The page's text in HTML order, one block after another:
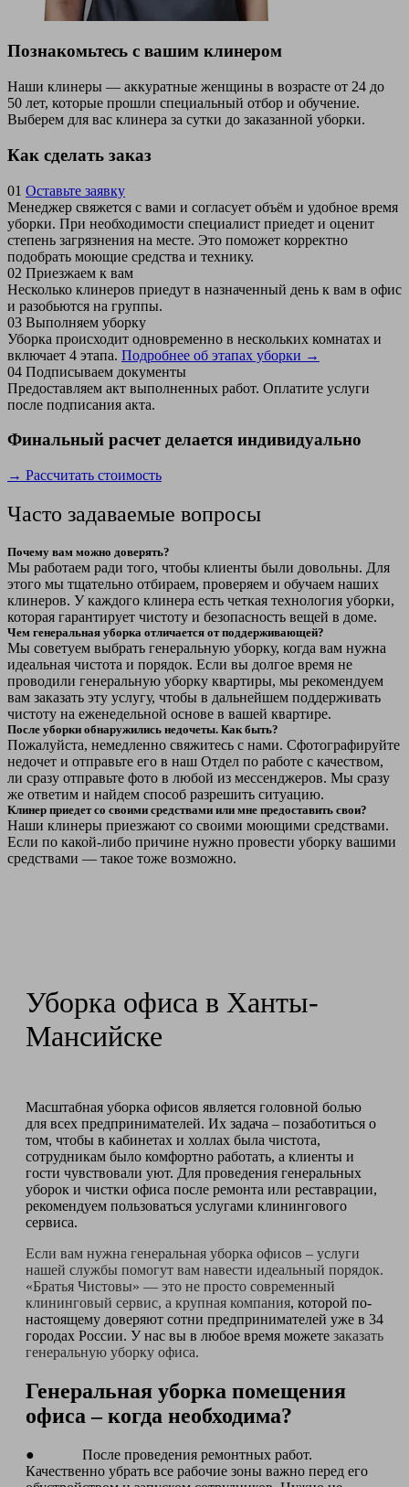
Познакомьтесь с вашим клинером
Наши клинеры — аккуратные женщины в возрасте от 24 до
50 лет, которые прошли специальный отбор и обучение.
Выберем для вас клинера за сутки до заказанной уборки.
Как сделать заказ
01 Оставьте заявку
Менеджер свяжется с вами и согласует объём и удобное время
уборки. При необходимости специалист приедет и оценит
степень загрязнения на месте. Это поможет корректно
подобрать моющие средства и технику.
02 Приезжаем к вам
Несколько клинеров приедут в назначенный день к вам в офис
и разобьются на группы.
03 Выполняем уборку
Уборка происходит одновременно в нескольких комнатах и
включает 4 этапа. Подробнее об этапах уборки →
04 Подписываем документы
Предоставляем акт выполненных работ. Оплатите услуги
после подписания акта.
Финальный расчет делается индивидуально
→ Рассчитать стоимость
Часто задаваемые вопросы
Почему вам можно доверять?
Мы работаем ради того, чтобы клиенты были довольны. Для
этого мы тщательно отбираем, проверяем и обучаем наших
клинеров. У каждого клинера есть четкая технология уборки,
которая гарантирует чистоту и безопасность вещей в доме.
Чем генеральная уборка отличается от поддерживающей?
Мы советуем выбрать генеральную уборку, когда вам нужна
идеальная чистота и порядок. Если вы долгое время не
проводили генеральную уборку квартиры, мы рекомендуем
вам заказать эту услугу, чтобы в дальнейшем поддерживать
чистоту на еженедельной основе в вашей квартире.
После уборки обнаружились недочеты. Как быть?
Пожалуйста, немедленно свяжитесь с нами. Сфотографируйте
недочет и отправьте его в наш Отдел по работе с качеством,
ли сразу отправьте фото в любой из мессенджеров. Мы сразу
же ответим и найдем способ разрешить ситуацию.
Клинер приедет со своими средствами или мне предоставить свои?
Наши клинеры приезжают со своими моющими средствами.
Если по какой-либо причине нужно провести уборку вашими
средствами — такое тоже возможно.
Уборка офиса в Ханты-
Мансийске
Масштабная уборка офисов является головной болью
для всех предпринимателей. Их задача – позаботиться о
том, чтобы в кабинетах и холлах была чистота,
сотрудникам было комфортно работать, а клиенты и
гости чувствовали уют. Для проведения генеральных
уборок и чистки офиса после ремонта или реставрации,
рекомендуем пользоваться услугами клинингового
сервиса.
Если вам нужна генеральная уборка офисов – услуги
нашей службы помогут вам навести идеальный порядок.
«Братья Чистовы» — это не просто современный
клининговый сервис, а крупная компания, которой по-
настоящему доверяют сотни предпринимателей уже в 34
городах России. У нас вы в любое время можете заказать
генеральную уборку офиса.
Генеральная уборка помещения
офиса – когда необходима?
● После проведения ремонтных работ.
Качественно убрать все рабочие зоны важно перед его